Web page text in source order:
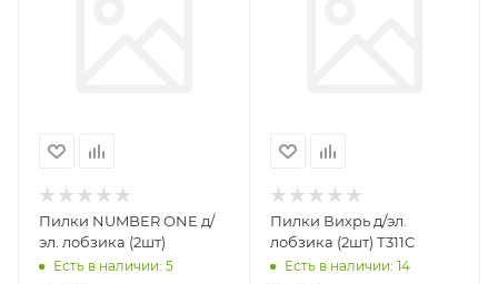
Пилки NUMBER ONE д/
эл. лобзика (2шт)
Есть в наличии: 5
Пилки Вихрь д/эл.
лобзика (2шт) Т311C
Есть в наличии: 14